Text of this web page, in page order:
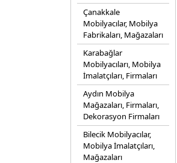
Çanakkale
Mobilyacılar, Mobilya
Fabrikaları, Mağazaları
Karabağlar
Mobilyacıları, Mobilya
İmalatçıları, Firmaları
Aydın Mobilya
Mağazaları, Firmaları,
Dekorasyon Firmaları
Bilecik Mobilyacılar,
Mobilya İmalatçıları,
Mağazaları